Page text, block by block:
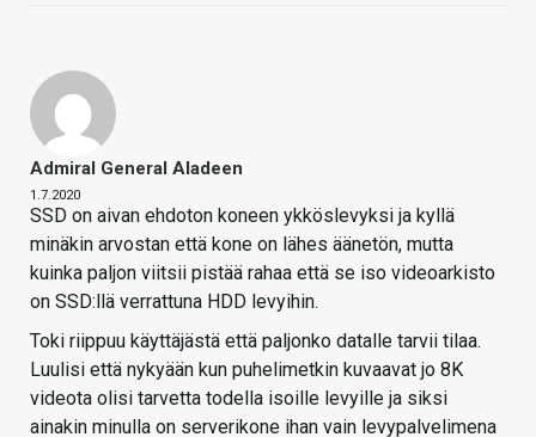
Admiral General Aladeen
1.7.2020
SSD on aivan ehdoton koneen ykköslevyksi ja kyllä
minäkin arvostan että kone on lähes äänetön, mutta
kuinka paljon viitsii pistää rahaa että se iso videoarkisto
on SSD:llä verrattuna HDD levyihin.
Toki riippuu käyttäjästä että paljonko datalle tarvii tilaa.
Luulisi että nykyään kun puhelimetkin kuvaavat jo 8K
videota olisi tarvetta todella isoille levyille ja siksi
ainakin minulla on serverikone ihan vain levypalvelimena